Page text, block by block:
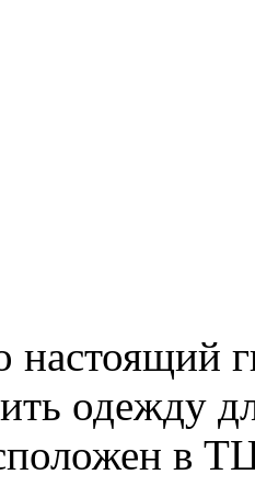
настоящий
одежду
в